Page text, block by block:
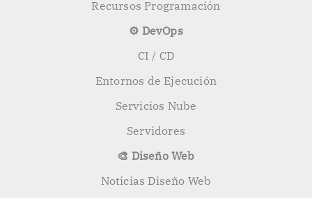
Recursos Programación
⚙️ DevOps
CI / CD
Entornos de Ejecución
Servicios Nube
Servidores
🎨 Diseño Web
Noticias Diseño Web